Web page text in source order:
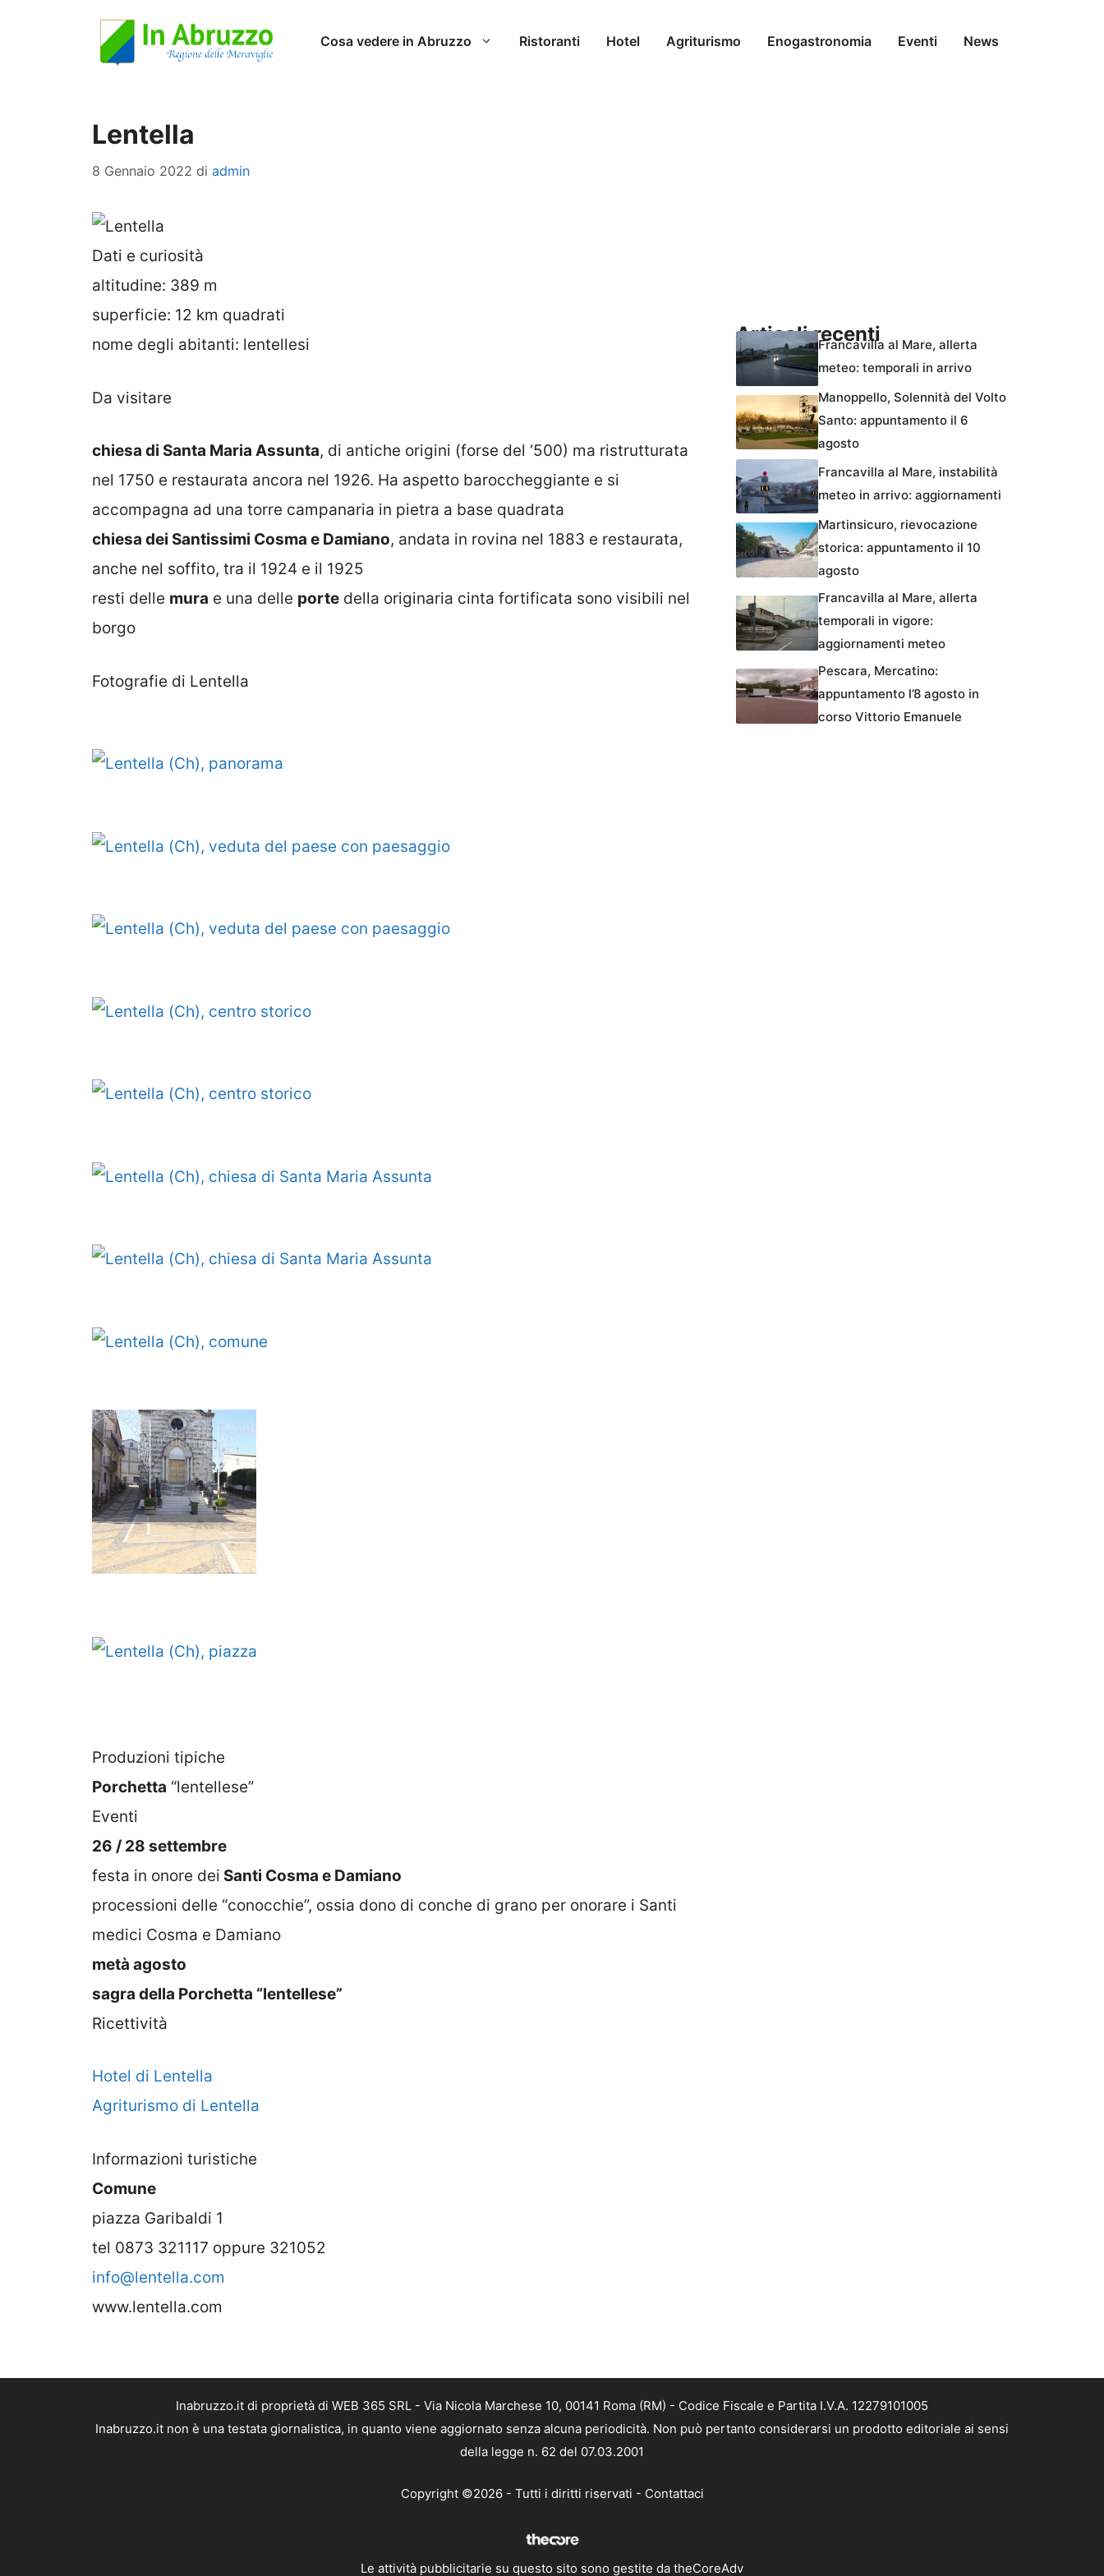
Cosa vedere in Abruzzo Ristoranti Hotel Agriturismo Enogastronomia Eventi News
Lentella
8 Gennaio 2022 di admin
Dati e curiosità
altitudine: 389 m
superficie: 12 km quadrati
nome degli abitanti: lentellesi
Da visitare
chiesa di Santa Maria Assunta, di antiche origini (forse del ‘500) ma ristrutturata
nel 1750 e restaurata ancora nel 1926. Ha aspetto baroccheggiante e si
accompagna ad una torre campanaria in pietra a base quadrata
chiesa dei Santissimi Cosma e Damiano, andata in rovina nel 1883 e restaurata,
anche nel soffito, tra il 1924 e il 1925
resti delle mura e una delle porte della originaria cinta fortificata sono visibili nel
borgo
Fotografie di Lentella
Produzioni tipiche
Porchetta “lentellese”
Eventi
26 / 28 settembre
festa in onore dei Santi Cosma e Damiano
processioni delle “conocchie”, ossia dono di conche di grano per onorare i Santi
medici Cosma e Damiano
metà agosto
sagra della Porchetta “lentellese”
Ricettività
Hotel di Lentella
Agriturismo di Lentella
Informazioni turistiche
Comune
piazza Garibaldi 1
tel 0873 321117 oppure 321052
info@lentella.com
www.lentella.com
Articoli recentiFrancavilla al Mare, allerta
meteo: temporali in arrivo
Manoppello, Solennità del Volto
Santo: appuntamento il 6
agosto
Francavilla al Mare, instabilità
meteo in arrivo: aggiornamenti
Martinsicuro, rievocazione
storica: appuntamento il 10
agosto
Francavilla al Mare, allerta
temporali in vigore:
aggiornamenti meteo
Pescara, Mercatino:
appuntamento l’8 agosto in
corso Vittorio Emanuele
Inabruzzo.it di proprietà di WEB 365 SRL - Via Nicola Marchese 10, 00141 Roma (RM) - Codice Fiscale e Partita I.V.A. 12279101005
Inabruzzo.it non è una testata giornalistica, in quanto viene aggiornato senza alcuna periodicità. Non può pertanto considerarsi un prodotto editoriale ai sensi
della legge n. 62 del 07.03.2001
Copyright ©2026 - Tutti i diritti riservati - Contattaci
Le attività pubblicitarie su questo sito sono gestite da theCoreAdv